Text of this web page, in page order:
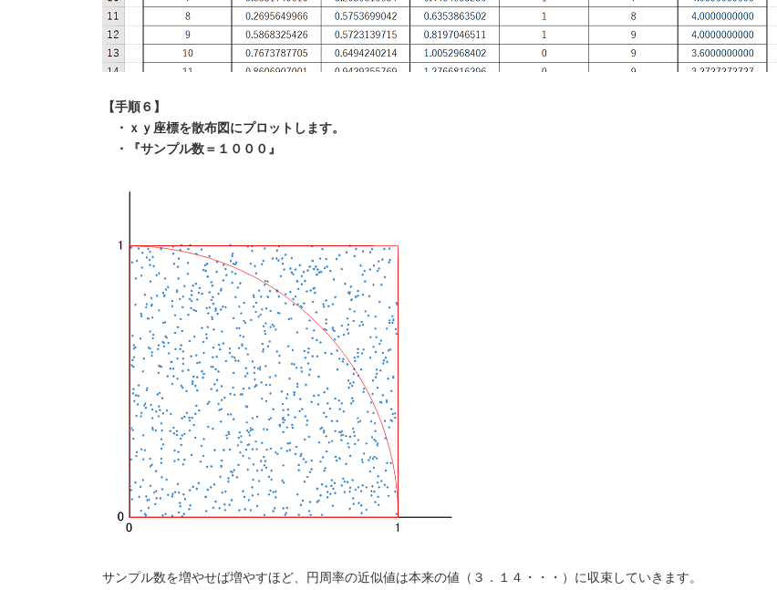
【手順６】
・ｘｙ座標を散布図にプロットします。
・『サンプル数＝１０００』
サンプル数を増やせば増やすほど、円周率の近似値は本来の値（３．１４・・・）に収束していきます。